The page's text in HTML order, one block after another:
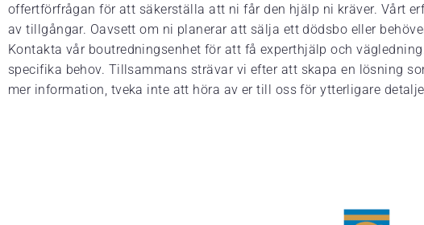
offertförfrågan för att säkerställa att ni får den hjälp ni kräver. Vårt
av tillgångar. Oavsett om ni planerar att sälja ett dödsbo eller
Kontakta vår boutredningsenhet för att få experthjälp och
specifika behov. Tillsammans strävar vi efter att skapa en lösning
mer information, tveka inte att höra av er till oss för ytterligare